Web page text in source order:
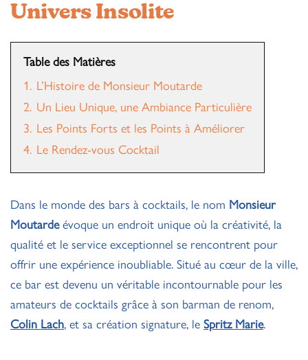
Univers Insolite
Table des Matières
1. L’Histoire de Monsieur Moutarde
2. Un Lieu Unique, une Ambiance Particulière
3. Les Points Forts et les Points à Améliorer
4. Le Rendez-vous Cocktail
Dans le monde des bars à cocktails, le nom Monsieur
Moutardeévoque un endroit unique où la créativité, la
qualité et le service exceptionnel se rencontrent pour
offrir une expérience inoubliable. Situé au cœur de la ville,
ce bar est devenu un véritable incontournable pour les
amateurs de cocktails grâce à son barman de renom,
Colin Lach, et sa création signature, le Spritz Marie.